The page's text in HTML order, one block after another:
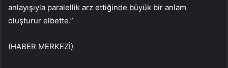
anlayışıyla paralellik arz ettiğinde büyük bir anlam
oluşturur elbette.”
(HABER MERKEZİ)